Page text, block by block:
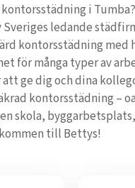
i
Sveriges ledande
kontorsstädning med
för många typer av
ge dig och dina
kontorsstädning –
skola,
till Bettys!